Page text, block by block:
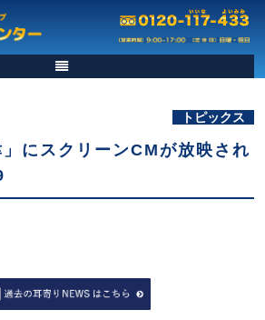
トピックス
」にスクリーンCMが放映され